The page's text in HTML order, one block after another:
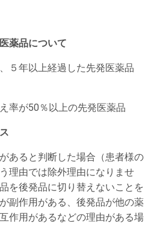
薬品について
５年以上経過した先発医薬品
率が50％以上の先発医薬品
あると判断した場合（患者様の
理由では除外理由になりませ
を後発品に切り替えないことを
副作用がある、後発品が他の薬
作用があるなどの理由がある場